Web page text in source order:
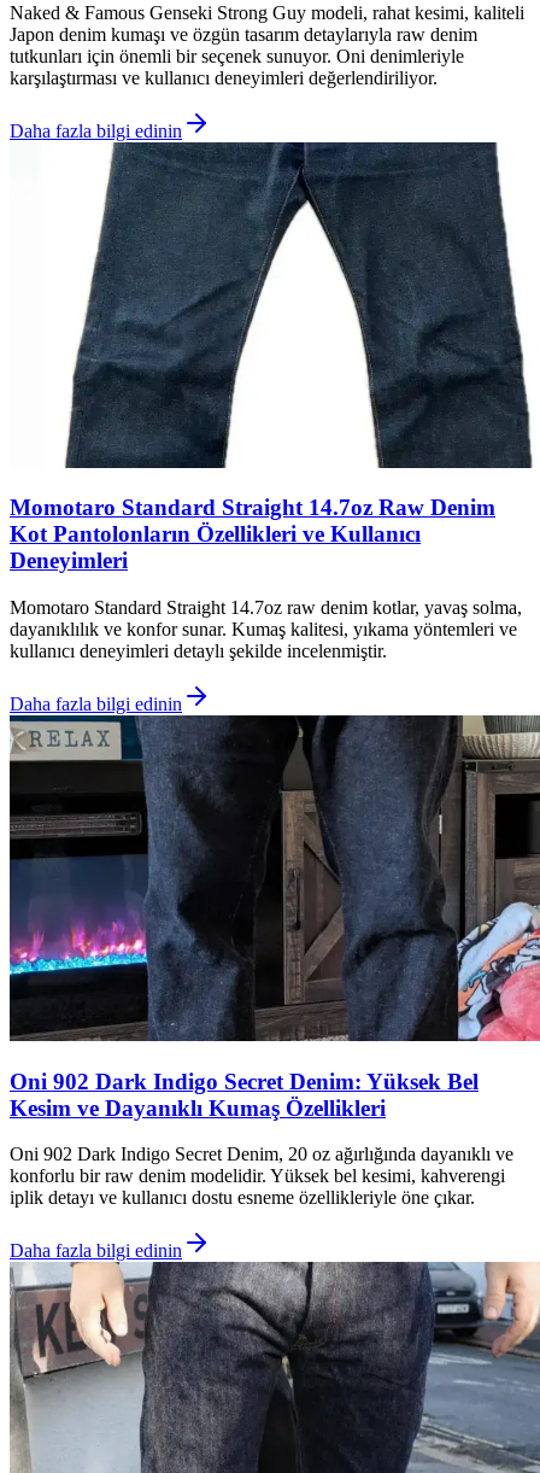
Naked & Famous Genseki Strong Guy modeli, rahat kesimi, kaliteli
Japon denim kumaşı ve özgün tasarım detaylarıyla raw denim
tutkunları için önemli bir seçenek sunuyor. Oni denimleriyle
karşılaştırması ve kullanıcı deneyimleri değerlendiriliyor.
Daha fazla bilgi edinin
Momotaro Standard Straight 14.7oz Raw Denim
Kot Pantolonların Özellikleri ve Kullanıcı
Deneyimleri
Momotaro Standard Straight 14.7oz raw denim kotlar, yavaş solma,
dayanıklılık ve konfor sunar. Kumaş kalitesi, yıkama yöntemleri ve
kullanıcı deneyimleri detaylı şekilde incelenmiştir.
Daha fazla bilgi edinin
Oni 902 Dark Indigo Secret Denim: Yüksek Bel
Kesim ve Dayanıklı Kumaş Özellikleri
Oni 902 Dark Indigo Secret Denim, 20 oz ağırlığında dayanıklı ve
konforlu bir raw denim modelidir. Yüksek bel kesimi, kahverengi
iplik detayı ve kullanıcı dostu esneme özellikleriyle öne çıkar.
Daha fazla bilgi edinin